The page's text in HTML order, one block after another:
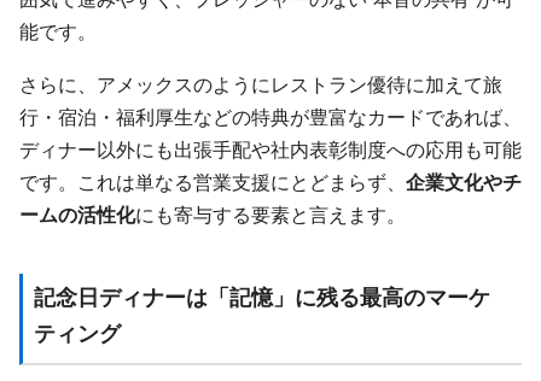
能です。
さらに、アメックスのようにレストラン優待に加えて旅
行・宿泊・福利厚生などの特典が豊富なカードであれば、
ディナー以外にも出張手配や社内表彰制度への応用も可能
です。これは単なる営業支援にとどまらず、 企業文化やチ
ームの活性化にも寄与する要素と言えます。
記念日ディナーは「記憶」に残る最高のマーケ
ティング